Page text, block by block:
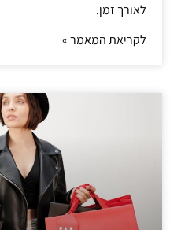
לאורך זמן.
לקריאת המאמר »